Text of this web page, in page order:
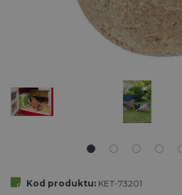
Kod produktu: KET-73201